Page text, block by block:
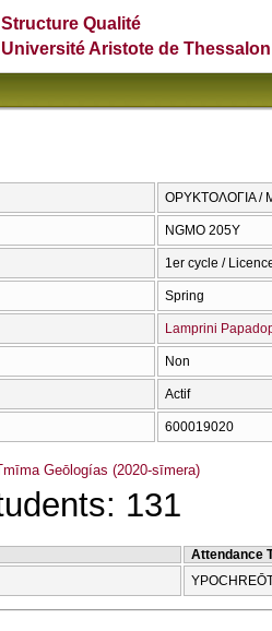
Structure Qualité
Université Aristote de
ΟΡΥΚΤΟΛΟΓΙΑ /
NGMO 205Y
1er cycle /
Spring
Lamprini
Non
Actif
600019020
Geōlogías (2020-sīmera)
131
Attendance